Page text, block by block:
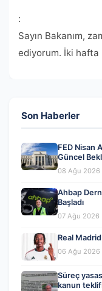
:
Sayın Bakanım,
ediyorum. İki
Son Haberler
FED Nisan
Güncel
08 Ağu 2026
Ahbap
Başladı
07 Ağu 2026
Real
06 Ağu 2026
Süreç
kanun